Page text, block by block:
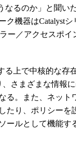
なるのか」と聞
ク機器はCatalyst
ー／アクセスポイ
る上で中核的な存
さまざまな情報
る。また、ネット
たり、ポリシーを
ールとして機能す